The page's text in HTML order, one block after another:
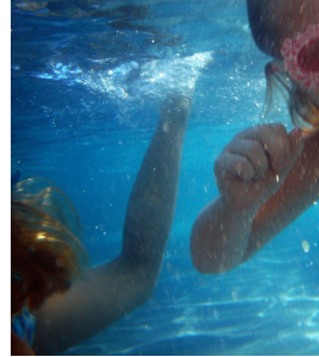
NÄR DU ÄR KLAR MED SIMSKOLAN
VANLIGA FRÅGOR
KALENDER
ARKIV